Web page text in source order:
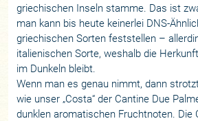
griechischen Inseln stamme. Das ist
man kann bis heute keinerlei DNS-
griechischen Sorten feststellen –
italienischen Sorte, weshalb die
im Dunkeln bleibt.
Wenn man es genau nimmt, dann
wie unser „Costa“ der Cantine Due
dunklen aromatischen Fruchtnoten. Die